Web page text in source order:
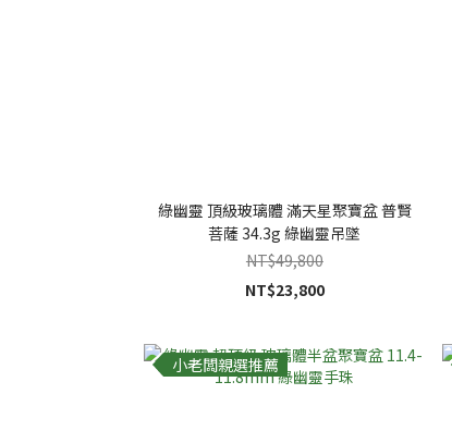
綠幽靈 頂級玻璃體 滿天星聚寶盆 普賢
菩薩 34.3g 綠幽靈吊墜
NT$49,800
NT$23,800
小老闆親選推薦